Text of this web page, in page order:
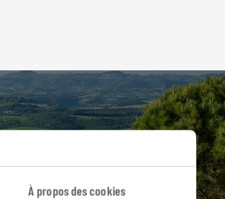
À propos des cookies